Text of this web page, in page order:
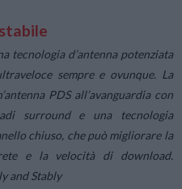
tecnologia d’antenna potenziata
sempre e ovunque. La
PDS all’avanguardia con
surround e una tecnologia
chiuso, che può migliorare la
e la velocità di download.
and Stably